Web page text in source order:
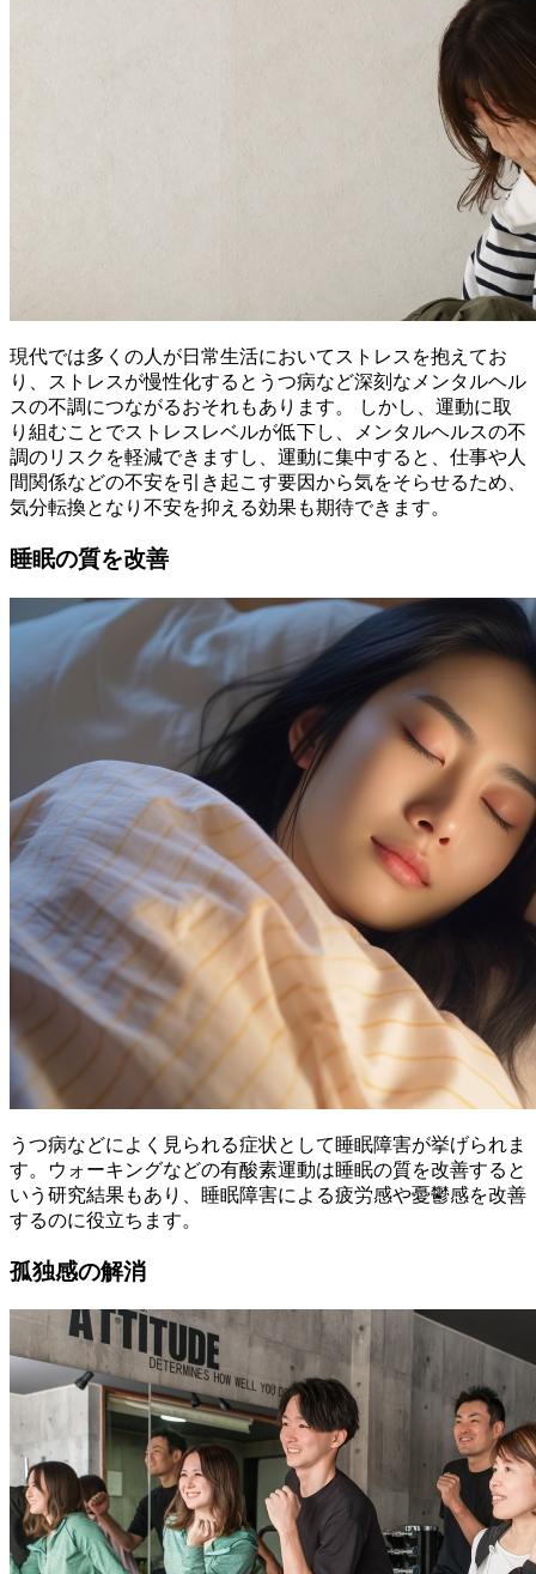
現代では多くの人が日常生活においてストレスを抱えてお
り、ストレスが慢性化するとうつ病など深刻なメンタルヘル
スの不調につながるおそれもあります。 しかし、運動に取
り組むことでストレスレベルが低下し、メンタルヘルスの不
調のリスクを軽減できますし、運動に集中すると、仕事や人
間関係などの不安を引き起こす要因から気をそらせるため、
気分転換となり不安を抑える効果も期待できます。
睡眠の質を改善
うつ病などによく見られる症状として睡眠障害が挙げられま
す。ウォーキングなどの有酸素運動は睡眠の質を改善すると
いう研究結果もあり、睡眠障害による疲労感や憂鬱感を改善
するのに役立ちます。
孤独感の解消